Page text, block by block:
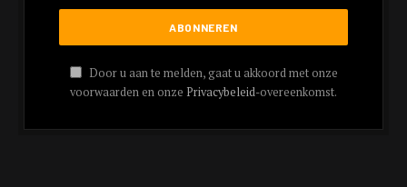
Door u aan te melden, gaat u akkoord met onze
voorwaarden en onze Privacybeleid-overeenkomst.